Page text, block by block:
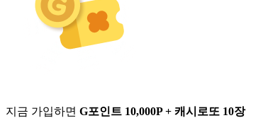
지금 가입하면 G포인트 10,000P + 캐시로또 10장